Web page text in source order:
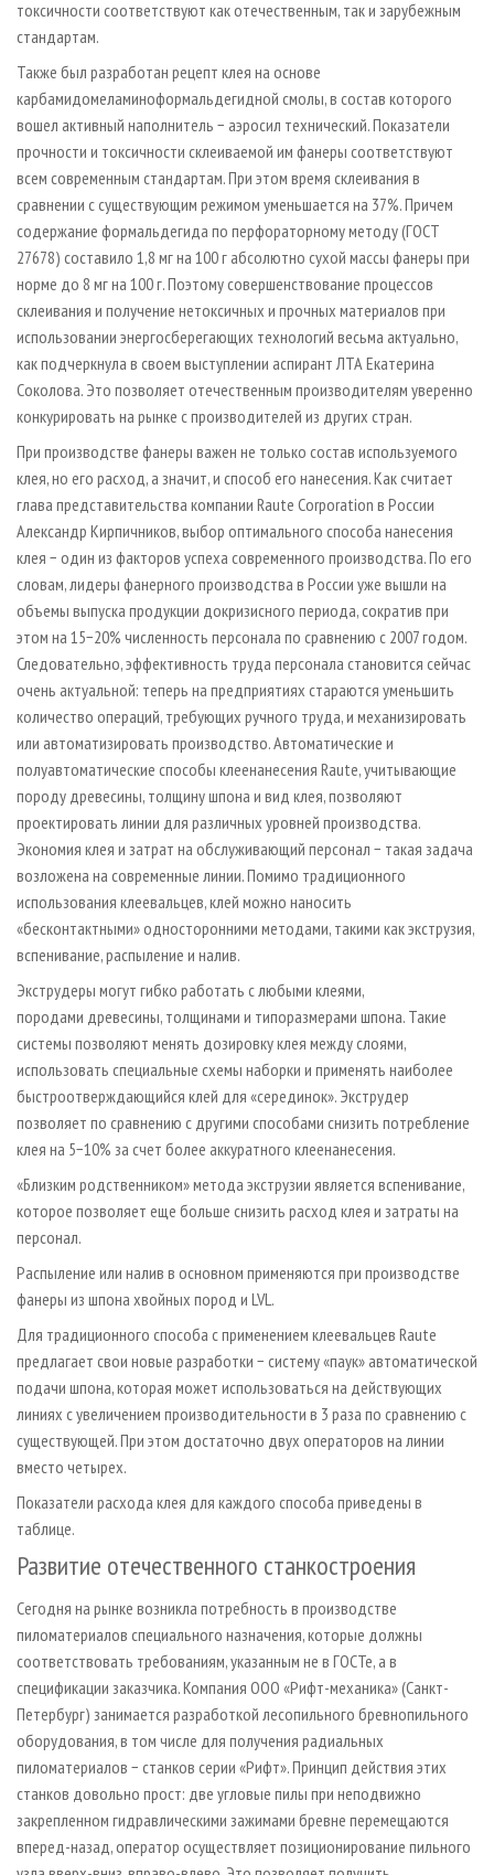
токсичности соответствуют как отечественным, так и зарубежным
стандартам.
Также был разработан рецепт клея на основе
карбамидомеламиноформальдегидной смолы, в состав которого
вошел активный наполнитель − аэросил технический. Показатели
прочности и токсичности склеиваемой им фанеры соответствуют
всем современным стандартам. При этом время склеивания в
сравнении с существующим режимом уменьшается на 37%. Причем
содержание формальдегида по перфораторному методу (ГОСТ
27678) составило 1,8 мг на 100 г абсолютно сухой массы фанеры при
норме до 8 мг на 100 г. Поэтому совершенствование процессов
склеивания и получение нетоксичных и прочных материалов при
использовании энергосберегающих технологий весьма актуально,
как подчеркнула в своем выступлении аспирант ЛТА Екатерина
Соколова. Это позволяет отечественным производителям уверенно
конкурировать на рынке с производителей из других стран.
При производстве фанеры важен не только состав используемого
клея, но его расход, а значит, и способ его нанесения. Как считает
глава представительства компании Raute Corporation в России
Александр Кирпичников, выбор оптимального способа нанесения
клея − один из факторов успеха современного производства. По его
словам, лидеры фанерного производства в России уже вышли на
объемы выпуска продукции докризисного периода, сократив при
этом на 15−20% численность персонала по сравнению с 2007 годом.
Следовательно, эффективность труда персонала становится сейчас
очень актуальной: теперь на предприятиях стараются уменьшить
количество операций, требующих ручного труда, и механизировать
или автоматизировать производство. Автоматические и
полуавтоматические способы клеенанесения Raute, учитывающие
породу древесины, толщину шпона и вид клея, позволяют
проектировать линии для различных уровней производства.
Экономия клея и затрат на обслуживающий персонал − такая задача
возложена на современные линии. Помимо традиционного
использования клеевальцев, клей можно наносить
«бесконтактными» односторонними методами, такими как экструзия,
вспенивание, распыление и налив.
Экструдеры могут гибко работать с любыми клеями,
породами древесины, толщинами и типоразмерами шпона. Такие
системы позволяют менять дозировку клея между слоями,
использовать специальные схемы наборки и применять наиболее
быстроотверждающийся клей для «серединок». Экструдер
позволяет по сравнению с другими способами снизить потребление
клея на 5−10% за счет более аккуратного клеенанесения.
«Близким родственником» метода экструзии является вспенивание,
которое позволяет еще больше снизить расход клея и затраты на
персонал.
Распыление или налив в основном применяются при производстве
фанеры из шпона хвойных пород и LVL.
Для традиционного способа с применением клеевальцев Raute
предлагает свои новые разработки − систему «паук» автоматической
подачи шпона, которая может использоваться на действующих
линиях с увеличением производительности в 3 раза по сравнению с
существующей. При этом достаточно двух операторов на линии
вместо четырех.
Показатели расхода клея для каждого способа приведены в
таблице.
Развитие отечественного станкостроения
Сегодня на рынке возникла потребность в производстве
пиломатериалов специального назначения, которые должны
соответствовать требованиям, указанным не в ГОСТе, а в
спецификации заказчика. Компания ООО «Рифт-механика» (Санкт-
Петербург) занимается разработкой лесопильного бревнопильного
оборудования, в том числе для получения радиальных
пиломатериалов − станков серии «Рифт». Принцип действия этих
станков довольно прост: две угловые пилы при неподвижно
закрепленном гидравлическими зажимами бревне перемещаются
вперед-назад, оператор осуществляет позиционирование пильного